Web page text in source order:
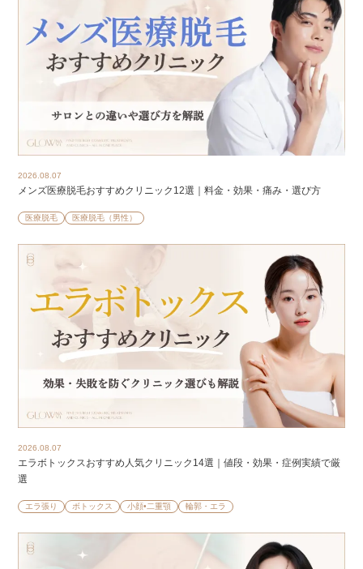
2026.08.07
メンズ医療脱毛おすすめクリニック12選｜料金・効果・痛み・選び方
医療脱毛 医療脱毛（男性）
2026.08.07
エラボトックスおすすめ人気クリニック14選｜値段・効果・症例実績で厳
選
エラ張り ボトックス 小顔•二重顎 輪郭・エラ